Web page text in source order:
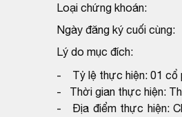
Loại chứng khoán:
Ngày đăng ký cuối cùng:
Lý do mục đích:
- Tỷ lệ thực hiện: 01 cổ
- Thời gian thực hiện:
- Địa điểm thực hiện: